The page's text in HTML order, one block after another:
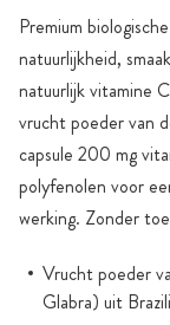
Premium
natuurlijkheid,
natuurlijk vitamine
vrucht poeder van
capsule 200 mg
polyfenolen voor
werking. Zonder
Vrucht poeder
Glabra) uit